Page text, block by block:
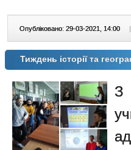
Опубліковано: 29-03-2021, 14:00 |
Тиждень історії та
З